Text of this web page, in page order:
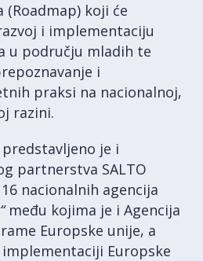
(Roadmap) koji će
i implementaciju
u području mladih te
i
praksi na nacionalnoj,
razini.
je i
partnerstva SALTO
nacionalnih agencija
među kojima je i Agencija
Europske unije, a
Europske